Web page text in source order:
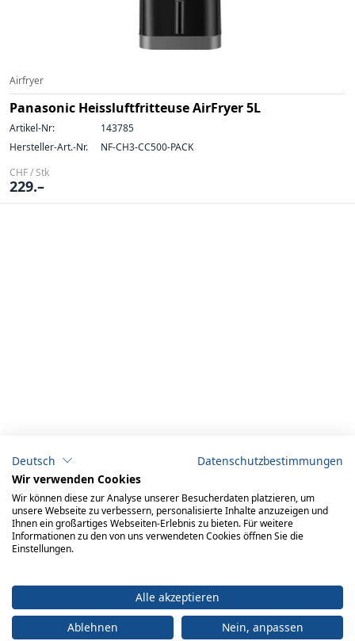
Airfryer
Panasonic Heissluftfritteuse AirFryer 5L
Artikel-Nr:
143785
Hersteller-Art.-Nr.
NF-CH3-CC500-PACK
CHF / Stk
229.–
Achereggstrasse 11
6362 Stansstad
Logistikzentrum:
Deutsch
Datenschutzbestimmungen
Wir verwenden Cookies
Wir können diese zur Analyse unserer Besucherdaten platzieren, um
unsere Webseite zu verbessern, personalisierte Inhalte anzuzeigen und
Ihnen ein großartiges Webseiten-Erlebnis zu bieten. Für weitere
Informationen zu den von uns verwendeten Cookies öffnen Sie die
Einstellungen.
Alle akzeptieren
Ablehnen
Nein, anpassen